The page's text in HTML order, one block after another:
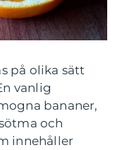
på olika sätt
vanlig
bananer,
och
innehåller